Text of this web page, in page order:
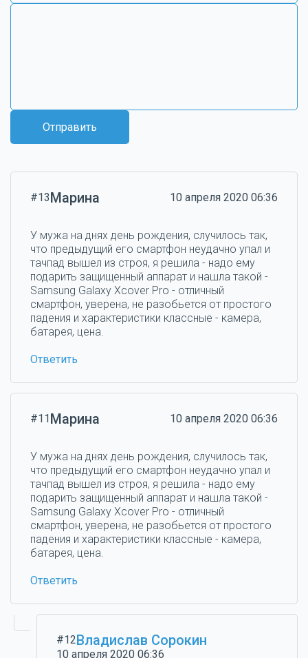
Отправить
#13Марина 10 апреля 2020 06:36
У мужа на днях день рождения, случилось так,
что предыдущий его смартфон неудачно упал и
тачпад вышел из строя, я решила - надо ему
подарить защищенный аппарат и нашла такой -
Samsung Galaxy Xcover Pro - отличный
смартфон, уверена, не разобьется от простого
падения и характеристики классные - камера,
батарея, цена.
Ответить
#11Марина 10 апреля 2020 06:36
У мужа на днях день рождения, случилось так,
что предыдущий его смартфон неудачно упал и
тачпад вышел из строя, я решила - надо ему
подарить защищенный аппарат и нашла такой -
Samsung Galaxy Xcover Pro - отличный
смартфон, уверена, не разобьется от простого
падения и характеристики классные - камера,
батарея, цена.
Ответить
#12Владислав Сорокин
10 апреля 2020 06:36